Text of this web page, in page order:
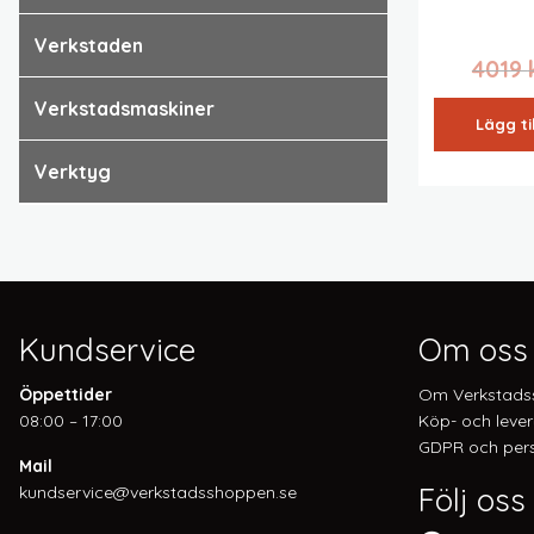
verkstaden
verkstadsmaskiner
verktyg
4019
Lägg
Kundservice
Öppettider
08:00 – 17:00
Mail
kundservice@verkstadsshoppen.se
Om oss
Om
Köp- och
GDPR och
Följ oss